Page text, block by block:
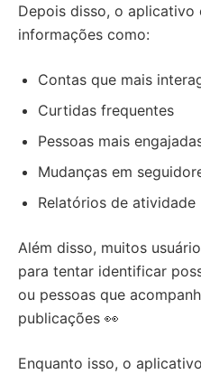
Depois disso, o aplicativo
informações como:
Contas que mais
Curtidas frequentes
Pessoas mais
Mudanças em
Relatórios de atividade
Além disso, muitos
para tentar identificar
ou pessoas que
publicações 👀
Enquanto isso, o